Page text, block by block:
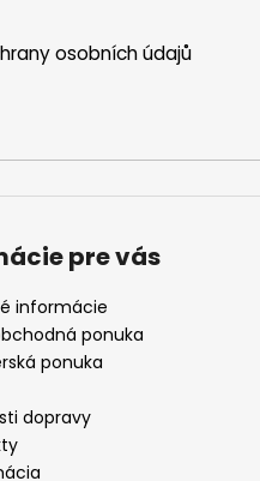
osobních údajů
pre vás
informácie
ponuka
ponuka
dopravy